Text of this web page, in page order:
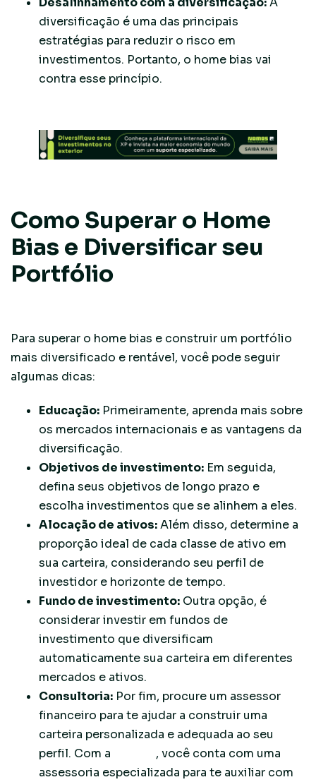
diversificação é uma das principais
estratégias para reduzir o risco em
investimentos. Portanto, o home bias vai
contra esse princípio.
Como Superar o Home
Bias e Diversificar seu
Portfólio
Para superar o home bias e construir um portfólio
mais diversificado e rentável, você pode seguir
algumas dicas:
Educação: Primeiramente, aprenda mais sobre
os mercados internacionais e as vantagens da
diversificação.
Objetivos de investimento: Em seguida,
defina seus objetivos de longo prazo e
escolha investimentos que se alinhem a eles.
Alocação de ativos:Além disso, determine a
proporção ideal de cada classe de ativo em
sua carteira, considerando seu perfil de
investidor e horizonte de tempo.
Fundo de investimento: Outra opção, é
considerar investir em fundos de
investimento que diversificam
automaticamente sua carteira em diferentes
mercados e ativos.
Consultoria: Por fim, procure um assessor
financeiro para te ajudar a construir uma
carteira personalizada e adequada ao seu
perfil. Com a
, você conta com uma
assessoria especializada para te auxiliar com